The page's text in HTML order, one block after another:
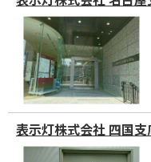
表示灯株式会社 四国支